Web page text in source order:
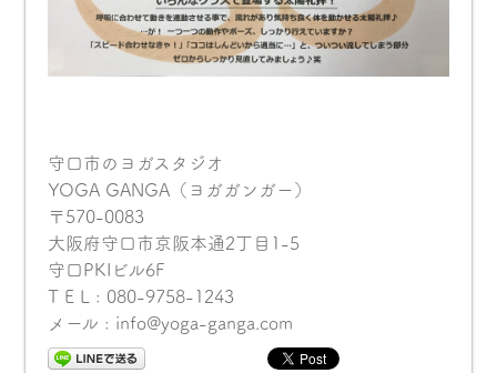
守口市のヨガスタジオ
YOGA GANGA（ヨガガンガー）
〒570-0083
大阪府守口市京阪本通2丁目1-5
守口PKIビル6F
T E L : 080-9758-1243
メール : info@yoga-ganga.com